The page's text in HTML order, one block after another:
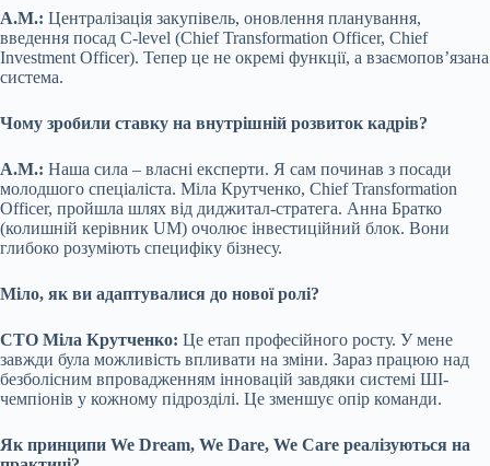
А.М.: Централізація закупівель, оновлення планування,
введення посад C-level (Chief Transformation Officer, Chief
Investment Officer). Тепер це не окремі функції, а взаємопов’язана
система.
Чому зробили ставку на внутрішній розвиток кадрів?
А.М.: Наша сила – власні експерти. Я сам починав з посади
молодшого спеціаліста. Міла Крутченко, Chief Transformation
Officer, пройшла шлях від диджитал-стратега. Анна Братко
(колишній керівник UM) очолює інвестиційний блок. Вони
глибоко розуміють специфіку бізнесу.
Міло, як ви адаптувалися до нової ролі?
CTО Міла Крутченко: Це етап професійного росту. У мене
завжди була можливість впливати на зміни. Зараз працюю над
безболісним впровадженням інновацій завдяки системі ШІ-
чемпіонів у кожному підрозділі. Це зменшує опір команди.
Як принципи We Dream, We Dare, We Care реалізуються на